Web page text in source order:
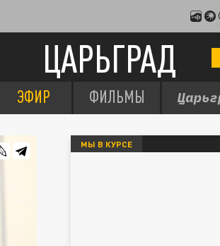
ЦАРЬГРАД
ЭФИР ФИЛЬМЫ
МЫ В КУРСЕ